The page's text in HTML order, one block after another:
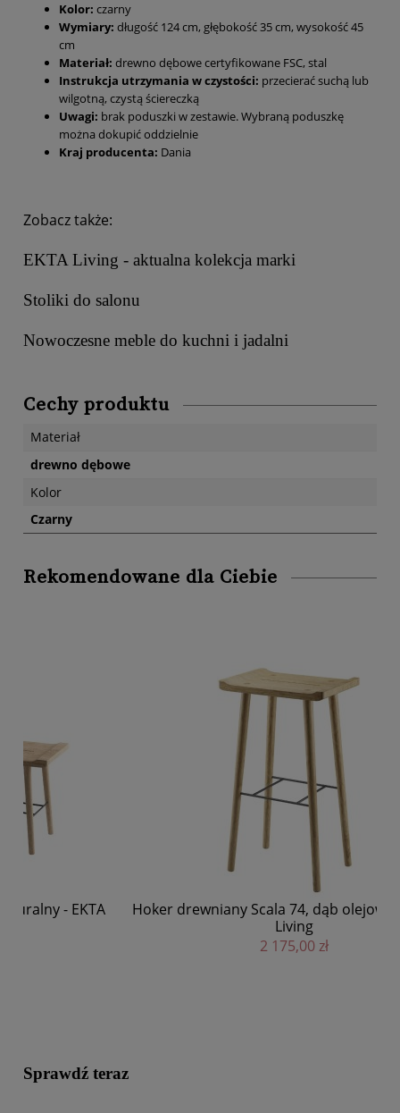
Kolor: czarny
Wymiary: długość 124 cm, głębokość 35 cm, wysokość 45
cm
Materiał: drewno dębowe certyfikowane FSC, stal
Instrukcja utrzymania w czystości: przecierać suchą lub
wilgotną, czystą ściereczką
Uwagi: brak poduszki w zestawie. Wybraną poduszkę
można dokupić oddzielnie
Kraj producenta: Dania
Zobacz także:
EKTA Living - aktualna kolekcja marki
Stoliki do salonu
Nowoczesne meble do kuchni i jadalni
Cechy produktu
Materiał
drewno dębowe
Kolor
Czarny
Rekomendowane dla Ciebie
Hoker drewniany Scala 74, dąb olejowany - EKTA
Sprawdź teraz